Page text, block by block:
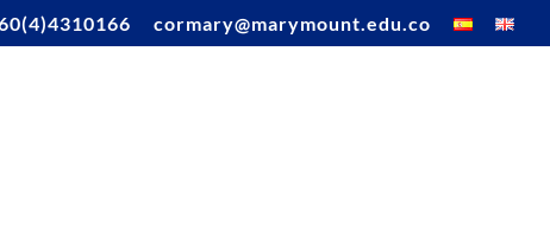
cormary@marymount.edu.co